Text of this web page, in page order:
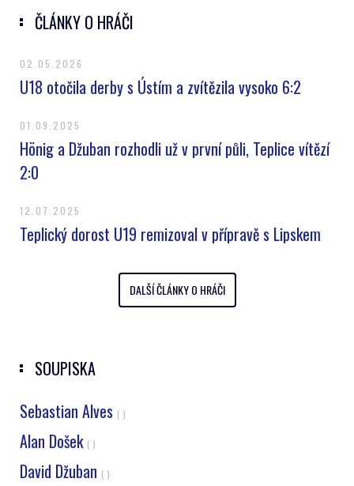
ČLÁNKY O HRÁČI
02.05.2026
U18 otočila derby s Ústím a zvítězila vysoko 6:2
01.09.2025
Hönig a Džuban rozhodli už v první půli, Teplice vítězí
2:0
12.07.2025
Teplický dorost U19 remizoval v přípravě s Lipskem
DALŠÍ ČLÁNKY O HRÁČI
SOUPISKA
Sebastian Alves ( )
Alan Došek ( )
David Džuban ( )